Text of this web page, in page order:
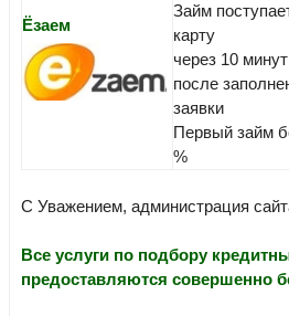
Ёзаем
Займ
карту
через 10 минут
после
заявки
Первый займ
%
С Уважением, администрация
Все услуги по подбору
предоставляются совершенно